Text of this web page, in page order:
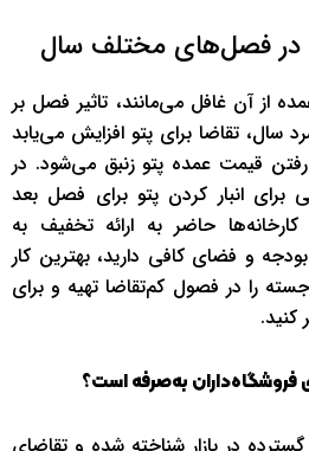
در فصل‌های مختلف سال
از آن غافل می‌مانند، تاثیر فصل بر
تقاضا برای پتو افزایش می‌یابد
قیمت عمده پتو زنبق می‌شود. در
برای انبار کردن پتو برای فصل بعد
حاضر به ارائه تخفیف به
و فضای کافی دارید، بهترین کار
را در فصول کم‌تقاضا تهیه و برای
فروشگاه‌داران به‌صرفه است؟